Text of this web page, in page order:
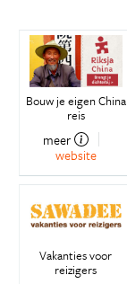
Bouw je eigen China
reis
meer
website
Vakanties voor
reizigers